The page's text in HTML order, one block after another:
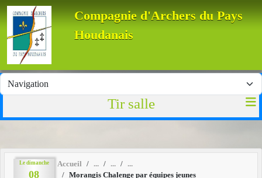
Compagnie d'Archers du Pays
Houdanais
Tir salle
Le dimanche
08
Accueil
Morangis Chalenge par équipes jeunes
Panneau de gestion des cookies